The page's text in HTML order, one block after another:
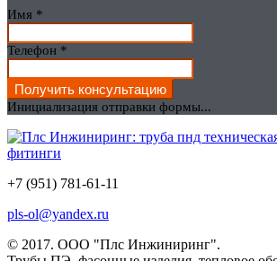
Имя *
Телефон *
Получить консультацию
Инициализация отправки формы...
+7 (951) 781-61-11
pls-ol@yandex.ru
© 2017. ООО "Плс Инжиниринг".